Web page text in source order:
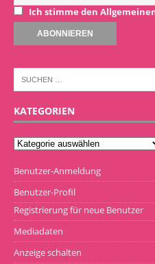
Ich stimme den
KATEGORIEN
Benutzer-Anmeldung
Benutzer-Profil
Registrierung für neue Benutzer
Mediadaten
Anzeige schalten